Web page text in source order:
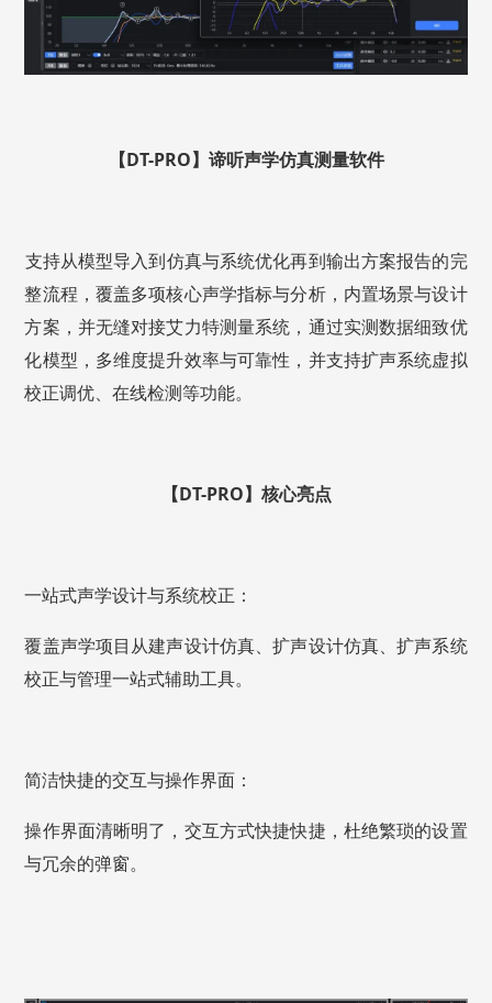
【DT-PRO】谛听声学仿真测量软件
支持从模型导入到仿真与系统优化再到输出方案报告的完
整流程，覆盖多项核心声学指标与分析，内置场景与设计
方案，并无缝对接艾力特测量系统，通过实测数据细致优
化模型，多维度提升效率与可靠性，并支持扩声系统虚拟
校正调优、在线检测等功能。
【DT-PRO】核心亮点
一站式声学设计与系统校正：
覆盖声学项目从建声设计仿真、扩声设计仿真、扩声系统
校正与管理一站式辅助工具。
简洁快捷的交互与操作界面：
操作界面清晰明了，交互方式快捷快捷，杜绝繁琐的设置
与冗余的弹窗。